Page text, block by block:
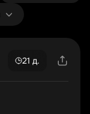
21 д.